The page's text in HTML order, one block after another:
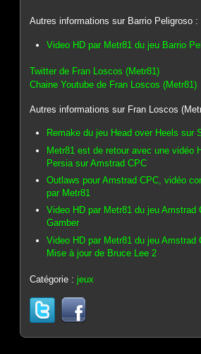
Autres informations sur Barrio Peligroso :
Video HD par Metr81 du jeu Barrio
Twitter de Fran Loscos (Metr81)
Chaine Youtube de Fran Loscos (Metr81)
Autres informations sur Fran Loscos
Remake du jeu Head over Heels sur
Metr81 est de retour avec une vidéo
Persia sur Amstrad CPC
Outlaws pour Amstrad CPC, vidéo
par Metr81
Video HD par Metr81 du jeu Amstrad
Gamber
Video HD par Metr81 du jeu Amstrad
Mise à jour de Bruce Lee 2
Catégorie :jeux